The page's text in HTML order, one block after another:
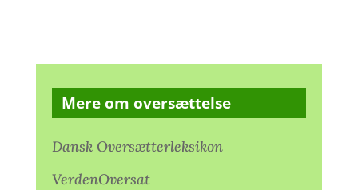
Mere om oversættelse
Dansk Oversætterleksikon
VerdenOversat